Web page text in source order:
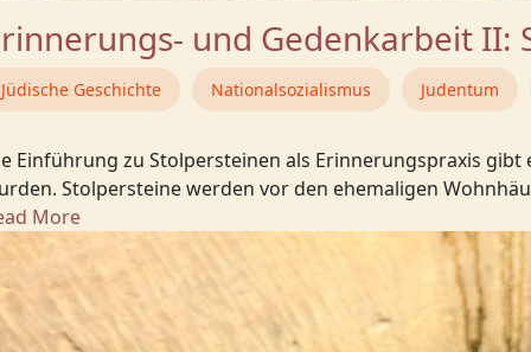
und Gedenkarbeit II:
Jüdische Geschichte Nationalsozialismus Judentum
Einführung zu Stolpersteinen als Erinnerungspraxis
Stolpersteine werden vor den ehemaligen
More